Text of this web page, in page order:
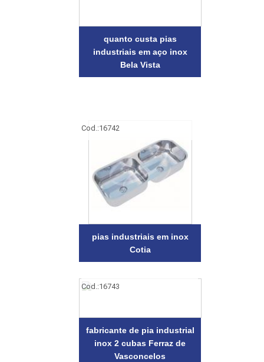
quanto custa pias
industriais em aço inox
Bela Vista
Cod.:16742
pias industriais em inox
Cotia
Cod.:16743
fabricante de pia industrial
inox 2 cubas Ferraz de
Vasconcelos